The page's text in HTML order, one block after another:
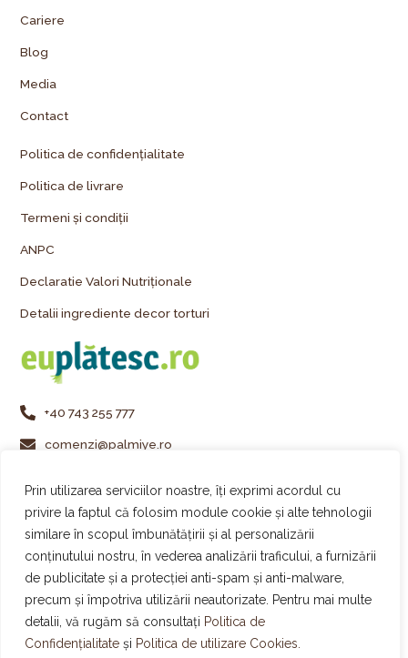
Prin utilizarea serviciilor noastre, îți exprimi acordul cu
privire la faptul că folosim module cookie și alte tehnologii
similare în scopul îmbunătățirii și al personalizării
conținutului nostru, în vederea analizării traficului, a furnizării
de publicitate și a protecției anti-spam și anti-malware,
precum și împotriva utilizării neautorizate. Pentru mai multe
detalii, vă rugăm să consultați Politica de
Confidențialitate și Politica de utilizare Cookies.
Cariere
Blog
Media
Contact
Politica de confidențialitate
Politica de livrare
Termeni și condiții
ANPC
Declaratie Valori Nutriționale
Detalii ingrediente decor torturi
+40 743 255 777
comenzi@palmiye.ro
Urmărește-ne pe Instagram
Urmărește-ne pe Facebook
Urmărește-ne pe TikTok